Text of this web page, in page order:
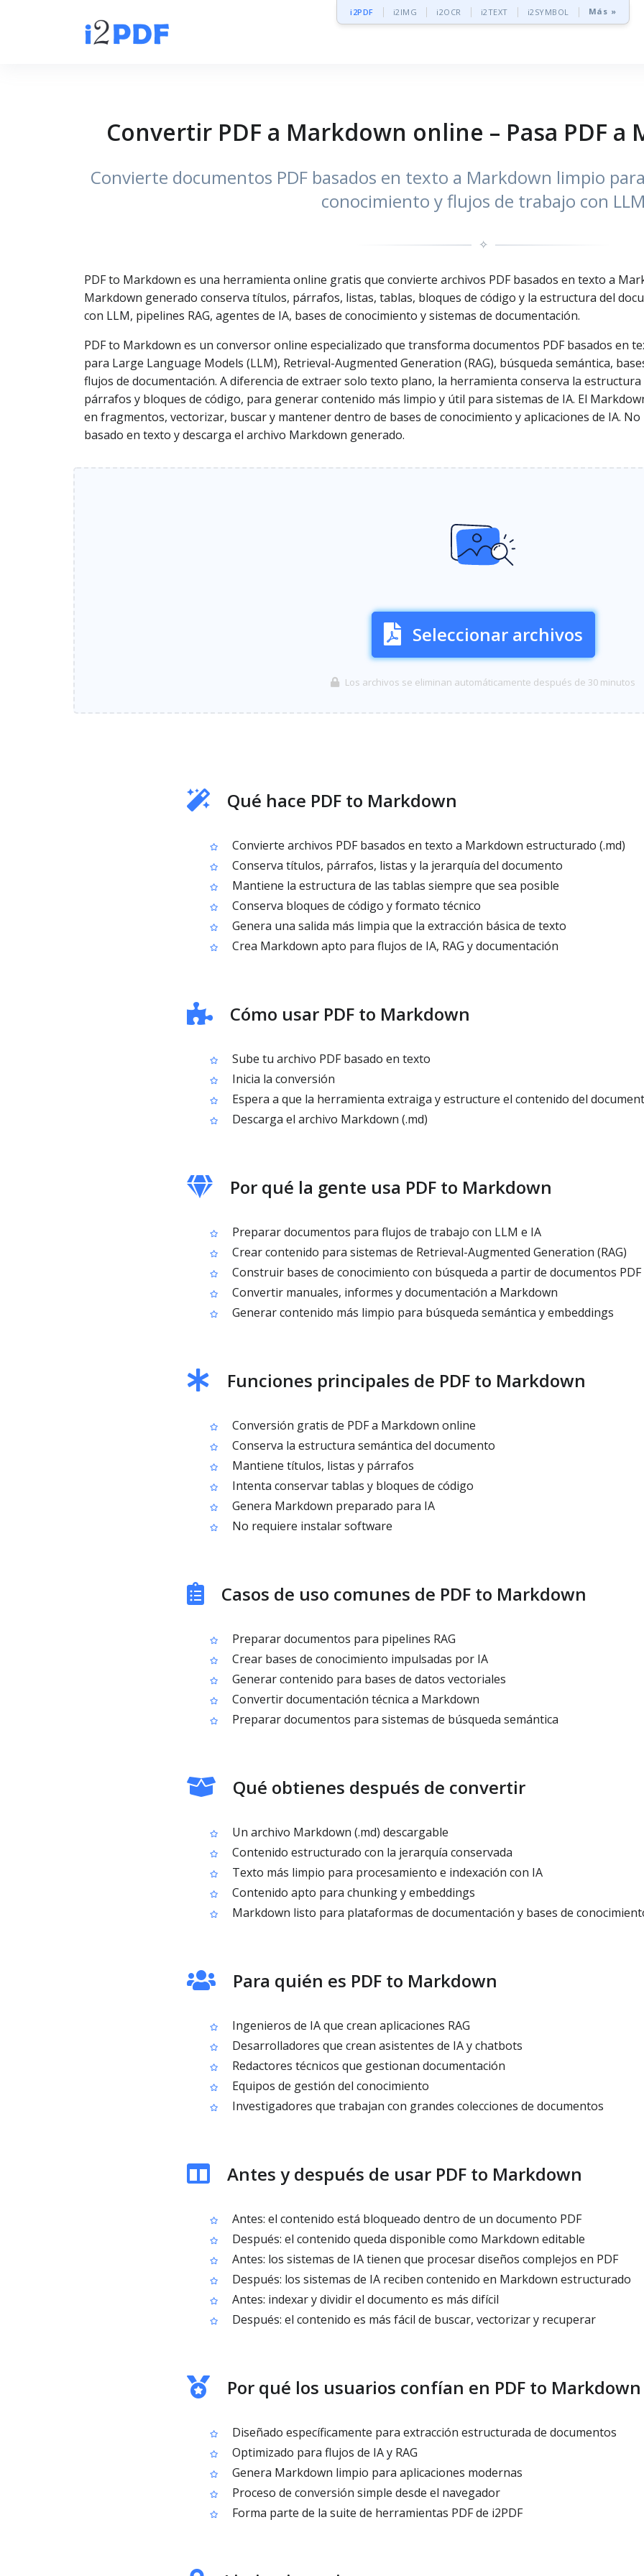
i2PDF i2IMG i2OCR i2TEXT i2SYMBOL Más »
Convertir PDF a Markdown online – Pasa PDF a
Convierte documentos PDF basados en texto a Markdown limpio
conocimiento y flujos de trabajo con
✧
PDF to Markdown es una herramienta online gratis que convierte archivos PDF basados en texto a
Markdown generado conserva títulos, párrafos, listas, tablas, bloques de código y la estructura del
con LLM, pipelines RAG, agentes de IA, bases de conocimiento y sistemas de documentación.
PDF to Markdown es un conversor online especializado que transforma documentos PDF basados en
para Large Language Models (LLM), Retrieval-Augmented Generation (RAG), búsqueda semántica,
flujos de documentación. A diferencia de extraer solo texto plano, la herramienta conserva la
párrafos y bloques de código, para generar contenido más limpio y útil para sistemas de IA. El
en fragmentos, vectorizar, buscar y mantener dentro de bases de conocimiento y aplicaciones de IA.
basado en texto y descarga el archivo Markdown generado.
Seleccionar archivos
Los archivos se eliminan automáticamente después de 30 minutos
Qué hace PDF to Markdown
Convierte archivos PDF basados en texto a Markdown estructurado (.md)
Conserva títulos, párrafos, listas y la jerarquía del documento
Mantiene la estructura de las tablas siempre que sea posible
Conserva bloques de código y formato técnico
Genera una salida más limpia que la extracción básica de texto
Crea Markdown apto para flujos de IA, RAG y documentación
Cómo usar PDF to Markdown
Sube tu archivo PDF basado en texto
Inicia la conversión
Espera a que la herramienta extraiga y estructure el contenido del
Descarga el archivo Markdown (.md)
Por qué la gente usa PDF to Markdown
Preparar documentos para flujos de trabajo con LLM e IA
Crear contenido para sistemas de Retrieval-Augmented Generation (RAG)
Construir bases de conocimiento con búsqueda a partir de documentos PDF
Convertir manuales, informes y documentación a Markdown
Generar contenido más limpio para búsqueda semántica y embeddings
Funciones principales de PDF to Markdown
Conversión gratis de PDF a Markdown online
Conserva la estructura semántica del documento
Mantiene títulos, listas y párrafos
Intenta conservar tablas y bloques de código
Genera Markdown preparado para IA
No requiere instalar software
Casos de uso comunes de PDF to Markdown
Preparar documentos para pipelines RAG
Crear bases de conocimiento impulsadas por IA
Generar contenido para bases de datos vectoriales
Convertir documentación técnica a Markdown
Preparar documentos para sistemas de búsqueda semántica
Qué obtienes después de convertir
Un archivo Markdown (.md) descargable
Contenido estructurado con la jerarquía conservada
Texto más limpio para procesamiento e indexación con IA
Contenido apto para chunking y embeddings
Markdown listo para plataformas de documentación y bases de
Para quién es PDF to Markdown
Ingenieros de IA que crean aplicaciones RAG
Desarrolladores que crean asistentes de IA y chatbots
Redactores técnicos que gestionan documentación
Equipos de gestión del conocimiento
Investigadores que trabajan con grandes colecciones de documentos
Antes y después de usar PDF to Markdown
Antes: el contenido está bloqueado dentro de un documento PDF
Después: el contenido queda disponible como Markdown editable
Antes: los sistemas de IA tienen que procesar diseños complejos en PDF
Después: los sistemas de IA reciben contenido en Markdown estructurado
Antes: indexar y dividir el documento es más difícil
Después: el contenido es más fácil de buscar, vectorizar y recuperar
Por qué los usuarios confían en PDF to Markdown
Diseñado específicamente para extracción estructurada de documentos
Optimizado para flujos de IA y RAG
Genera Markdown limpio para aplicaciones modernas
Proceso de conversión simple desde el navegador
Forma parte de la suite de herramientas PDF de i2PDF